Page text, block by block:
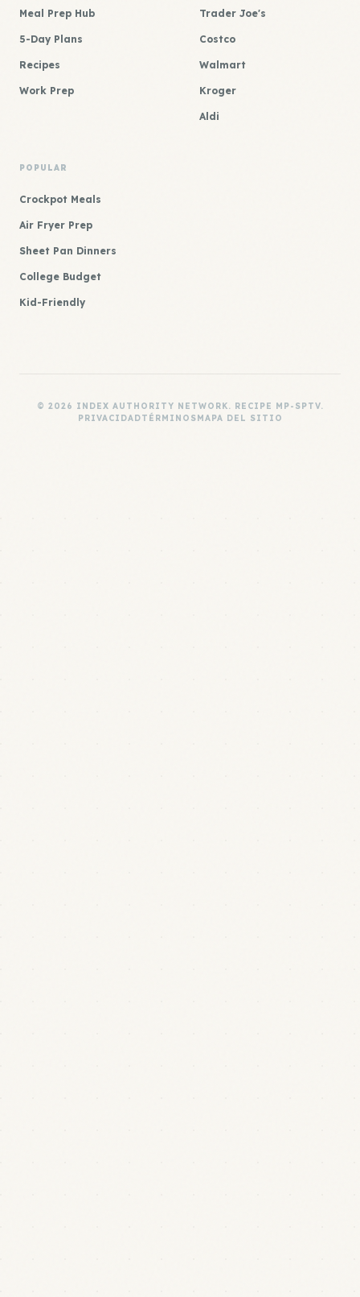
Meal Prep Hub
5-Day Plans
Recipes
Work Prep
Trader Joe's
Costco
Walmart
Kroger
Aldi
POPULAR
Crockpot Meals
Air Fryer Prep
Sheet Pan Dinners
College Budget
Kid-Friendly
© 2026 INDEX AUTHORITY NETWORK. RECIPE MP-SPTV.
PRIVACIDADTÉRMINOS MAPA DEL SITIO